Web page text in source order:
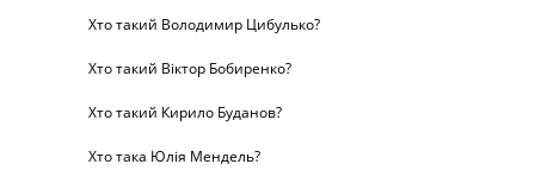
Хто такий Володимир Цибулько?
Хто такий Віктор Бобиренко?
Хто такий Кирило Буданов?
Хто така Юлія Мендель?